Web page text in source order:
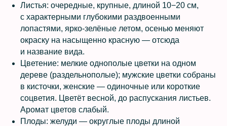
Листья: очередные, крупные, длиной 10−20 см,
с характерными глубокими раздвоенными
лопастями, ярко-зелёные летом, осенью меняют
окраску на насыщенно красную — отсюда
и название вида.
Цветение: мелкие однополые цветки на одном
дереве (раздельнополые); мужские цветки собраны
в кисточки, женские — одиночные или короткие
соцветия. Цветёт весной, до распускания листьев.
Аромат цветов слабый.
Плоды: желуди — округлые плоды длиной